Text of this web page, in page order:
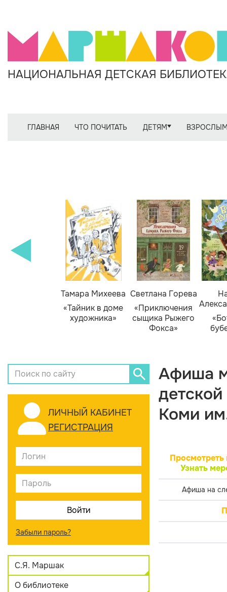
НАЦИОНАЛЬНАЯ ДЕТСКАЯ
ГЛАВНАЯ ЧТО ПОЧИТАТЬ ДЕТЯМ
Тамара Михеева
«Тайник в доме
художника»
Светлана Горева
«Приключения
сыщика Рыжего
Фокса»
ЛИЧНЫЙ КАБИНЕТ
РЕГИСТРАЦИЯ
Забыли пароль?
С.Я. Маршак
О библиотеке
Афиша
Коми
Просмотреть
Узнать
Афиша на